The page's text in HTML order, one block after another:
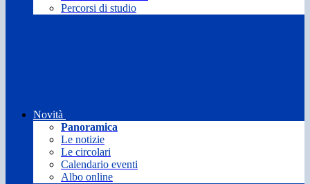
Percorsi di studio
Novità
Panoramica
Le notizie
Le circolari
Calendario eventi
Albo online